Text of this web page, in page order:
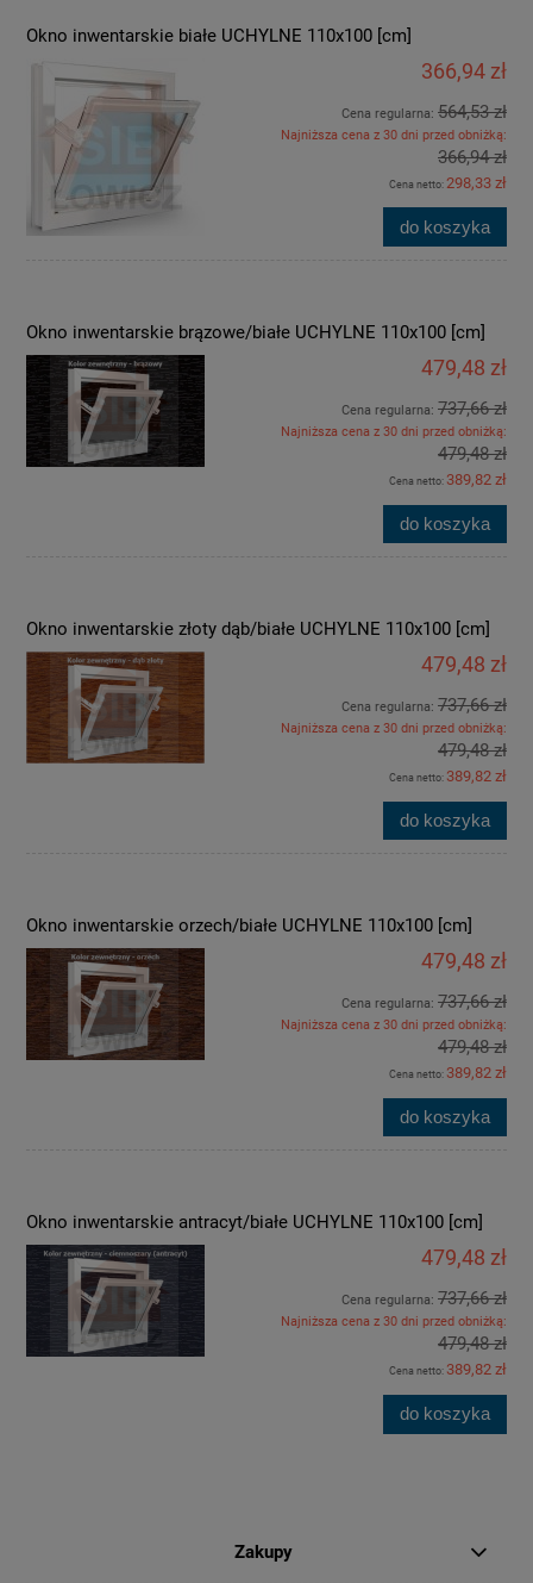
Okno inwentarskie białe UCHYLNE 110x100 [cm]
366,94 zł
Cena regularna: 564,53 zł
Najniższa cena z 30 dni przed obniżką:
366,94 zł
Cena netto:298,33 zł
do koszyka
Okno inwentarskie brązowe/białe UCHYLNE 110x100 [cm]
479,48 zł
Cena regularna: 737,66 zł
Najniższa cena z 30 dni przed obniżką:
479,48 zł
Cena netto: 389,82 zł
do koszyka
Okno inwentarskie złoty dąb/białe UCHYLNE 110x100 [cm]
479,48 zł
Cena regularna: 737,66 zł
Najniższa cena z 30 dni przed obniżką:
479,48 zł
Cena netto: 389,82 zł
do koszyka
Okno inwentarskie orzech/białe UCHYLNE 110x100 [cm]
479,48 zł
Cena regularna: 737,66 zł
Najniższa cena z 30 dni przed obniżką:
479,48 zł
Cena netto: 389,82 zł
do koszyka
Okno inwentarskie antracyt/białe UCHYLNE 110x100 [cm]
479,48 zł
Cena regularna: 737,66 zł
Najniższa cena z 30 dni przed obniżką:
479,48 zł
Cena netto: 389,82 zł
do koszyka
Zakupy